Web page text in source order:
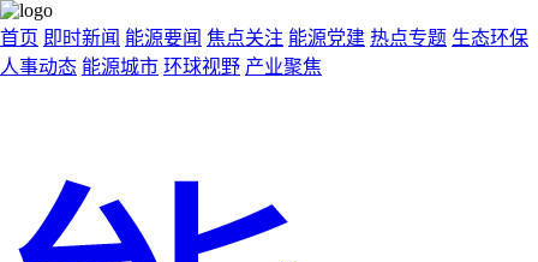
首页 即时新闻 能源要闻 焦点关注 能源党建 热点专题 生态环保
人事动态 能源城市 环球视野 产业聚焦